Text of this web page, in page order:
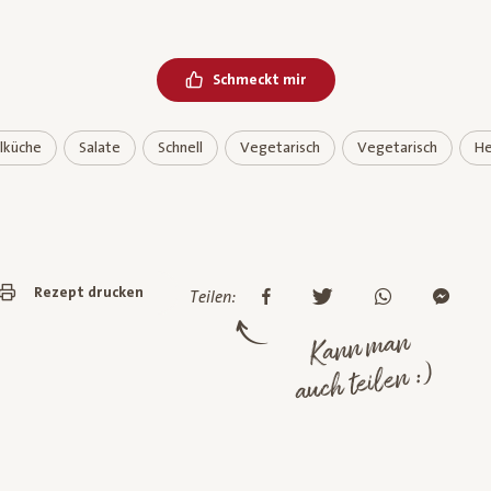
Schmeckt mir
Salate Schnell Vegetarisch Vegetarisch
Rezept drucken Teilen:
Kann man
auch teilen :)